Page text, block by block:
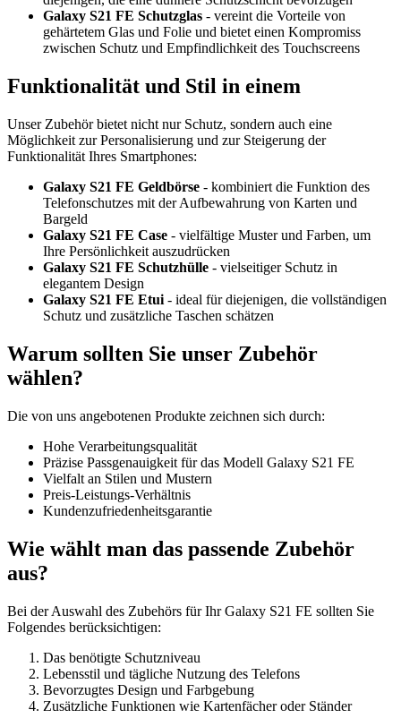
Galaxy S21 FE Schutzglas - vereint die Vorteile von
gehärtetem Glas und Folie und bietet einen Kompromiss
zwischen Schutz und Empfindlichkeit des Touchscreens
Funktionalität und Stil in einem
Unser Zubehör bietet nicht nur Schutz, sondern auch eine
Möglichkeit zur Personalisierung und zur Steigerung der
Funktionalität Ihres Smartphones:
Galaxy S21 FE Geldbörse - kombiniert die Funktion des
Telefonschutzes mit der Aufbewahrung von Karten und
Bargeld
Galaxy S21 FE Case - vielfältige Muster und Farben, um
Ihre Persönlichkeit auszudrücken
Galaxy S21 FE Schutzhülle - vielseitiger Schutz in
elegantem Design
Galaxy S21 FE Etui - ideal für diejenigen, die vollständigen
Schutz und zusätzliche Taschen schätzen
Warum sollten Sie unser Zubehör
wählen?
Die von uns angebotenen Produkte zeichnen sich durch:
Hohe Verarbeitungsqualität
Präzise Passgenauigkeit für das Modell Galaxy S21 FE
Vielfalt an Stilen und Mustern
Preis-Leistungs-Verhältnis
Kundenzufriedenheitsgarantie
Wie wählt man das passende Zubehör
aus?
Bei der Auswahl des Zubehörs für Ihr Galaxy S21 FE sollten Sie
Folgendes berücksichtigen:
Das benötigte Schutzniveau
Lebensstil und tägliche Nutzung des Telefons
Bevorzugtes Design und Farbgebung
Zusätzliche Funktionen wie Kartenfächer oder Ständer